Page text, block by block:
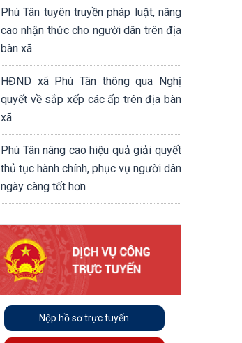
Phú Tân tuyên truyền pháp luật, nâng
cao nhận thức cho người dân trên địa
bàn xã
HĐND xã Phú Tân thông qua Nghị
quyết về sắp xếp các ấp trên địa bàn
xã
Phú Tân nâng cao hiệu quả giải quyết
thủ tục hành chính, phục vụ người dân
ngày càng tốt hơn
Nộp hồ sơ trực tuyến